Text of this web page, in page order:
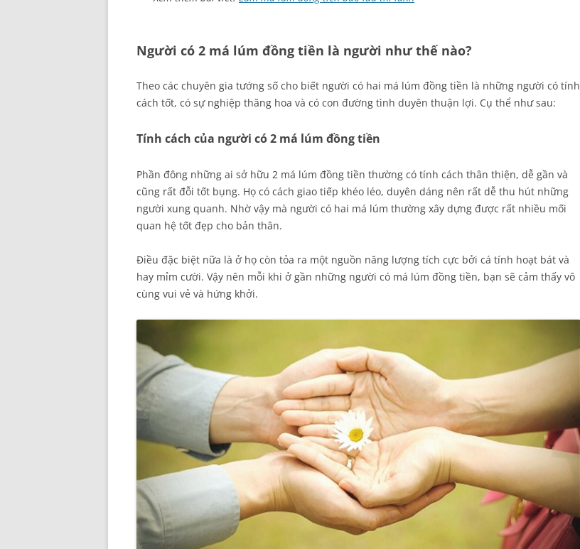
Người có 2 má lúm đồng tiền là người như thế nào?
Theo các chuyên gia tướng số cho biết người có hai má lúm đồng tiền là những người có tính
cách tốt, có sự nghiệp thăng hoa và có con đường tình duyên thuận lợi. Cụ thể như sau:
Tính cách của người có 2 má lúm đồng tiền
Phần đông những ai sở hữu 2 má lúm đồng tiền thường có tính cách thân thiện, dễ gần và
cũng rất đỗi tốt bụng. Họ có cách giao tiếp khéo léo, duyên dáng nên rất dễ thu hút những
người xung quanh. Nhờ vậy mà người có hai má lúm thường xây dựng được rất nhiều mối
quan hệ tốt đẹp cho bản thân.
Điều đặc biệt nữa là ở họ còn tỏa ra một nguồn năng lượng tích cực bởi cá tính hoạt bát và
hay mỉm cười. Vậy nên mỗi khi ở gần những người có má lúm đồng tiền, bạn sẽ cảm thấy vô
cùng vui vẻ và hứng khởi.